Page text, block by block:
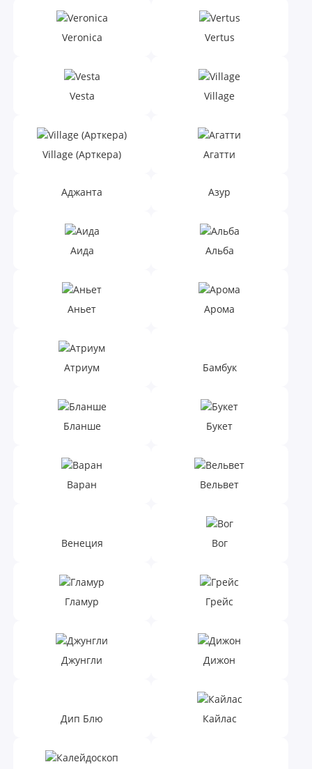
Veronica Vertus
Vesta Village
Village (Арткера) Агатти
Аджанта Азур
Аида Альба
Аньет Арома
Атриум Бамбук
Бланше Букет
Варан Вельвет
Венеция Вог
Гламур Грейс
Джунгли Дижон
Дип Блю Кайлас